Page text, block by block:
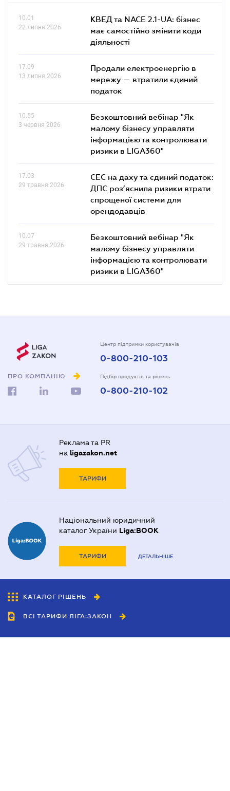
10.01
22 липня 2026
КВЕД та NACE 2.1-UA: бізнес
має самостійно змінити коди
діяльності
17.09
13 липня 2026
Продали електроенергію в
мережу — втратили єдиний
податок
10.55
3 червня 2026
Безкоштовний вебінар "Як
малому бізнесу управляти
інформацією та контролювати
ризики в LIGA360"
17.03
29 травня 2026
СЕС на даху та єдиний податок:
ДПС роз’яснила ризики втрати
спрощеної системи для
орендодавців
10.07
29 травня 2026
Безкоштовний вебінар "Як
малому бізнесу управляти
інформацією та контролювати
ризики в LIGA360"
ПРО КОМПАНІЮ
Центр підтримки користувачів
0-800-210-103
Підбір продуктів та рішень
0-800-210-102
Реклама та PR
на ligazakon.net
ТАРИФИ
Національний юридичний
каталог України Liga:BOOK
ТАРИФИ ДЕТАЛЬНІШЕ
КАТАЛОГ РІШЕНЬ
ВСІ ТАРИФИ ЛІГА:ЗАКОН